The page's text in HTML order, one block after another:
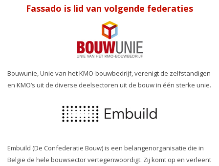
Fassado is lid van volgende federaties
Bouwunie, Unie van het KMO-bouwbedrijf, verenigt de zelfstandigen
en KMO’s uit de diverse deelsectoren uit de bouw in één sterke unie.
Embuild (De Confederatie Bouw) is een belangenorganisatie die in
België de hele bouwsector vertegenwoordigt. Zij komt op en verleent